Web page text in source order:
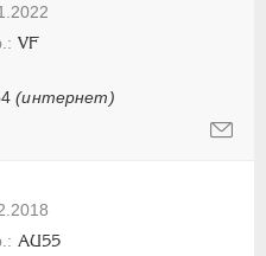
(интернет)
VF
AU55